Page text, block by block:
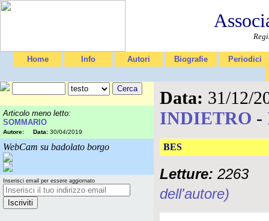
Home Info Autori Biografie Periodici
Articolo meno letto:
SOMMARIO
Autore: Data: 30/04/2019
WebCam su badolato borgo
Inserisci email per essere aggiornato
Data: 31/12/
INDIETRO -
BES
Letture: 2263
dell'autore)